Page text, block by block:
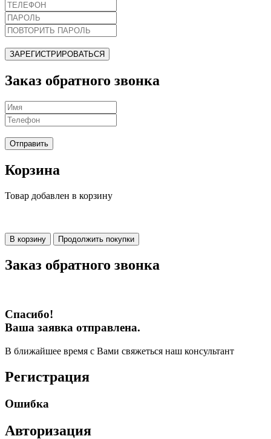
ЗАРЕГИСТРИРОВАТЬСЯ
Заказ обратного звонка
Отправить
Корзина
Товар добавлен в корзину
В корзину Продолжить покупки
Заказ обратного звонка
Спасибо!
Ваша заявка отправлена.
В ближайшее время с Вами свяжеться наш консультант
Регистрация
Ошибка
Авторизация